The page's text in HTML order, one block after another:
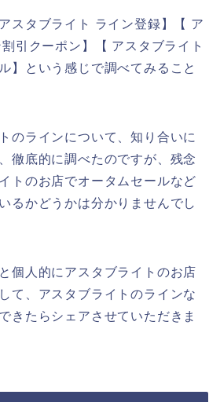
スタブライト ライン登録】【 ア
引クーポン】【 アスタブライト
】という感じで調べてみること
のラインについて、知り合いに
徹底的に調べたのですが、残念
トのお店でオータムセールなど
るかどうかは分かりませんでし
個人的にアスタブライトのお店
て、アスタブライトのラインな
きたらシェアさせていただきま